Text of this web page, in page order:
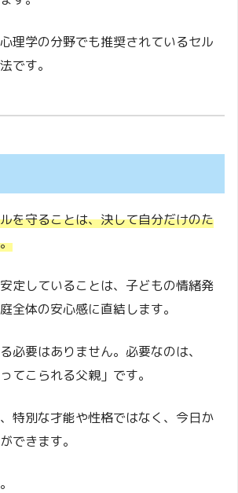
理学の分野でも推奨されているセル
です。
を守ることは、決して自分だけのた
定していることは、子どもの情緒発
全体の安心感に直結します。
必要はありません。必要なのは、
てこられる父親」です。
特別な才能や性格ではなく、今日か
できます。